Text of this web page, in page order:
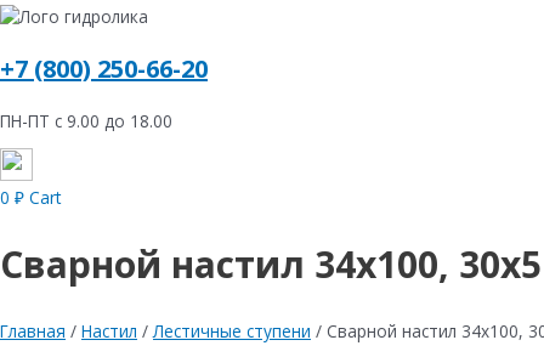
+7 (800) 250-66-20
ПН-ПТ с 9.00 до 18.00
0 ₽ Cart
Сварной настил 34х100, 30х5
Главная / Настил /Лестичные ступени / Сварной настил 34х100,